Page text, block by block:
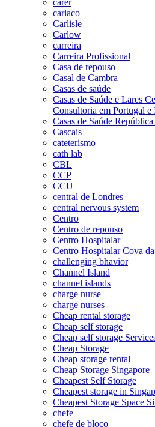
cariaco
Carlisle
Carlow
carreira
Carreira Profissional
Casa de repouso
Casal de Cambra
Casas de saúde
Casas de Saúde e Lares
Consultoria em Portugal e
Casas de Saúde
Cascais
cateterismo
cath lab
CBL
CCP
CCU
central de Londres
central nervous system
Centro
Centro de repouso
Centro Hospitalar
Centro Hospitalar Cova
challenging bhavior
Channel Island
channel islands
charge nurse
charge nurses
Cheap rental storage
Cheap self storage
Cheap self storage
Cheap Storage
Cheap storage rental
Cheap Storage Singapore
Cheapest Self Storage
Cheapest storage in
Cheapest Storage Space
chefe
chefe de bloco